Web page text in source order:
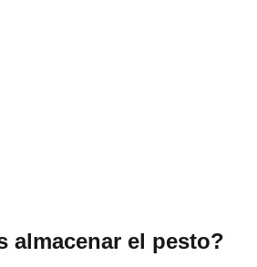
almacenar el pesto?